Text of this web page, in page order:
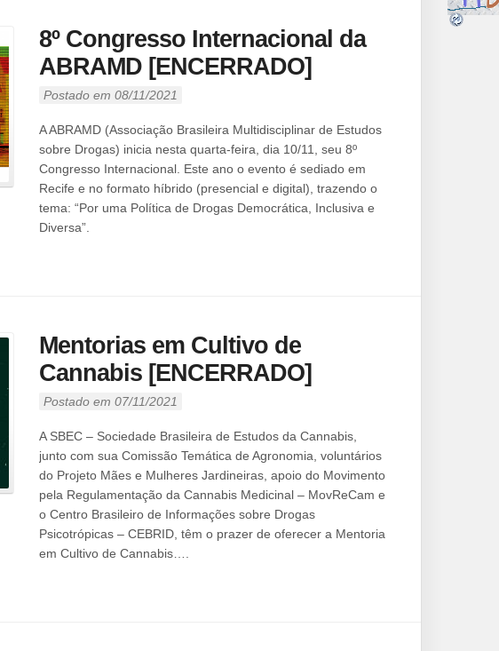
8º Congresso Internacional da
ABRAMD [ENCERRADO]
Postado em 08/11/2021
A ABRAMD (Associação Brasileira Multidisciplinar de Estudos
sobre Drogas) inicia nesta quarta-feira, dia 10/11, seu 8º
Congresso Internacional. Este ano o evento é sediado em
Recife e no formato híbrido (presencial e digital), trazendo o
tema: “Por uma Política de Drogas Democrática, Inclusiva e
Diversa”.
Mentorias em Cultivo de
Cannabis [ENCERRADO]
Postado em 07/11/2021
A SBEC – Sociedade Brasileira de Estudos da Cannabis,
junto com sua Comissão Temática de Agronomia, voluntários
do Projeto Mães e Mulheres Jardineiras, apoio do Movimento
pela Regulamentação da Cannabis Medicinal – MovReCam e
o Centro Brasileiro de Informações sobre Drogas
Psicotrópicas – CEBRID, têm o prazer de oferecer a Mentoria
em Cultivo de Cannabis….